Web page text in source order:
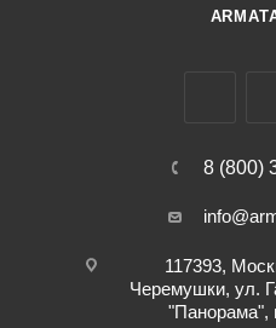
8 (800)
117393,
Черемушки, ул.
"Панорама",